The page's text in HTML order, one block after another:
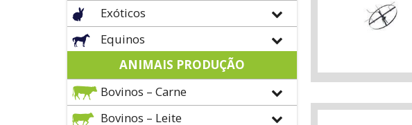
Exóticos
Equinos
ANIMAIS PRODUÇÃO
Bovinos – Carne
Bovinos – Leite